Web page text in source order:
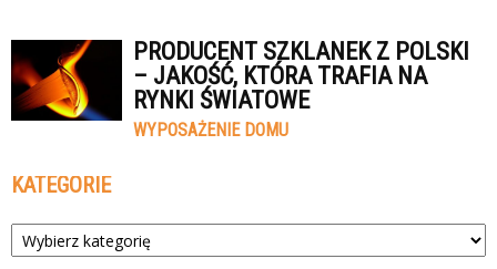
PRODUCENT SZKLANEK Z POLSKI
– JAKOŚĆ, KTÓRA TRAFIA NA
RYNKI ŚWIATOWE
WYPOSAŻENIE DOMU
KATEGORIE
Kategorie